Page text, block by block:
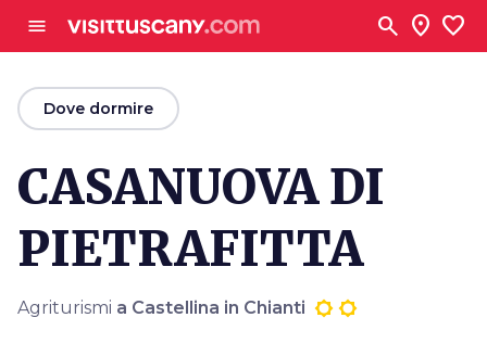
menu search location_on favorite
arrow_backDove dormire
CASANUOVA DI
PIETRAFITTA
Agriturismi a Castellina in Chianti